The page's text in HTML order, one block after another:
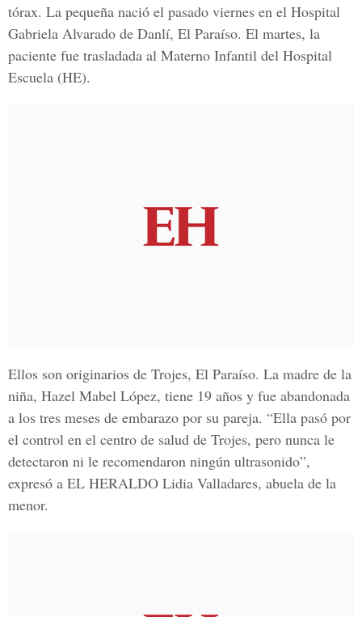
tórax. La pequeña nació el pasado viernes en el Hospital
Gabriela Alvarado de Danlí, El Paraíso. El martes, la
paciente fue trasladada al Materno Infantil del Hospital
Escuela (HE).
Ellos son originarios de Trojes, El Paraíso. La madre de la
niña, Hazel Mabel López, tiene 19 años y fue abandonada
a los tres meses de embarazo por su pareja. “Ella pasó por
el control en el centro de salud de Trojes, pero nunca le
detectaron ni le recomendaron ningún ultrasonido”,
expresó a EL HERALDO Lidia Valladares, abuela de la
menor.